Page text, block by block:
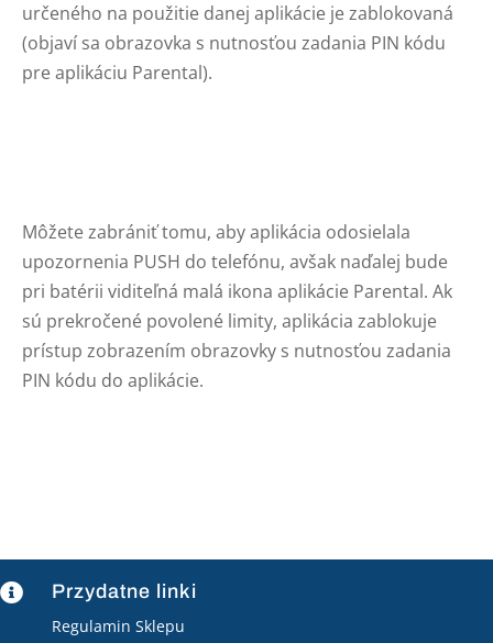
určeného na použitie danej aplikácie je zablokovaná
(objaví sa obrazovka s nutnosťou zadania PIN kódu
pre aplikáciu Parental).
Môžete zabrániť tomu, aby aplikácia odosielala
upozornenia PUSH do telefónu, avšak naďalej bude
pri batérii viditeľná malá ikona aplikácie Parental. Ak
sú prekročené povolené limity, aplikácia zablokuje
prístup zobrazením obrazovky s nutnosťou zadania
PIN kódu do aplikácie.
 Przydatne linki
Regulamin Sklepu